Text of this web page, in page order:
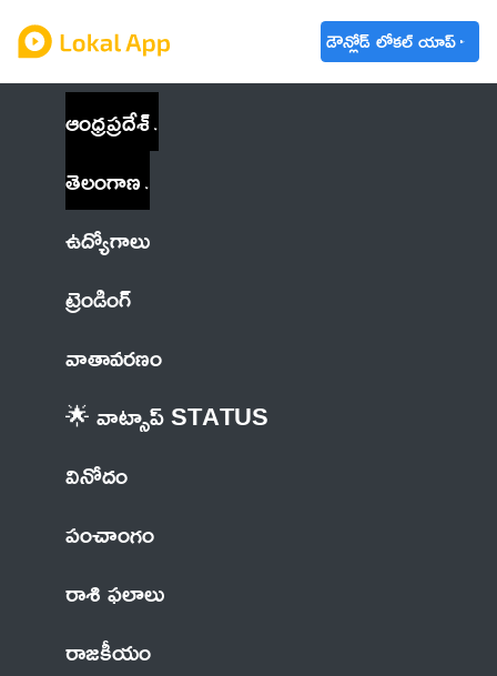
డౌన్లోడ్ లోకల్ యాప్
ఆంధ్రప్రదేశ్
తెలంగాణ
ఉద్యోగాలు
ట్రెండింగ్
వాతావరణం
🌟 వాట్సాప్ STATUS
వినోదం
పంచాంగం
రాశి ఫలాలు
రాజకీయం